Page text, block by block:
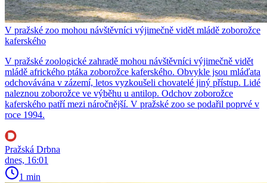
V pražské zoo mohou návštěvníci výjimečně vidět mládě zoborožce
kaferského
V pražské zoologické zahradě mohou návštěvníci výjimečně vidět
mládě afrického ptáka zoborožce kaferského. Obvykle jsou mláďata
odchovávána v zázemí, letos vyzkoušeli chovatelé jiný přístup. Lidé
naleznou zoborožce ve výběhu u antilop. Odchov zoborožce
kaferského patří mezi náročnější. V pražské zoo se podařil poprvé v
roce 1994.
Pražská Drbna
dnes, 16:01
1 min